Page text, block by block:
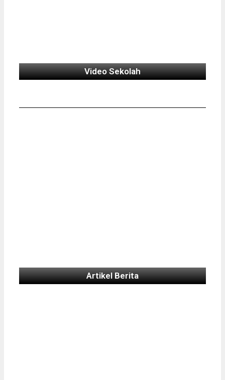
Video Sekolah
Artikel Berita